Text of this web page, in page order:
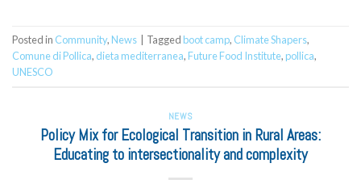
Posted in Community, News Tagged boot camp, Climate Shapers,
Comune di Pollica, dieta mediterranea, Future Food Institute, pollica,
UNESCO
NEWS
Policy Mix for Ecological Transition in Rural Areas:
Educating to intersectionality and complexity